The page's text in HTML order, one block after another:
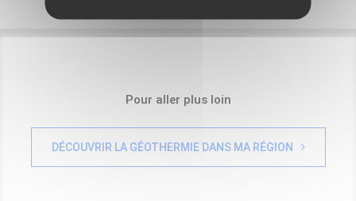
Pour aller plus loin
DÉCOUVRIR LA GÉOTHERMIE DANS MA RÉGION